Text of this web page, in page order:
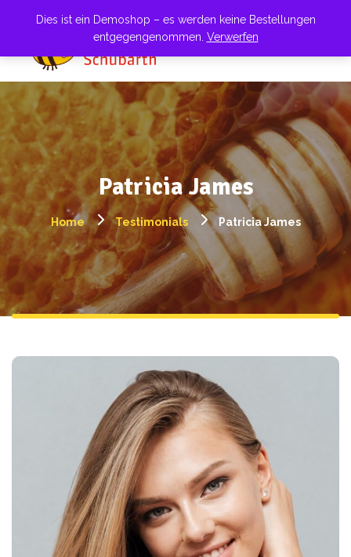
Patricia James
Home Testimonials Patricia James
Dies ist ein Demoshop – es werden keine Bestellungen
entgegengenommen. Verwerfen